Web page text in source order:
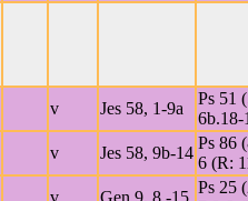
v Jes 58, 1-9a
Ps 51
6b.18-
v Jes 58, 9b-14
Ps 86
6 (R:
v Gen 9, 8 -15
Ps 25